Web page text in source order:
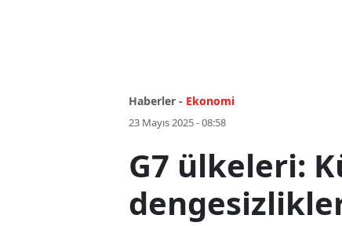
Haberler - Ekonomi
23 Mayıs 2025 - 08:58
G7 ülkeleri: